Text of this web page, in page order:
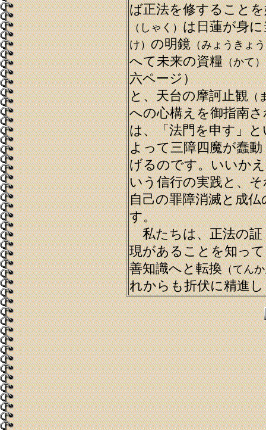
ば正法を修すること
（しゃく）は日蓮が身
け）の明鏡（みょうきょ
へて未来の資糧（かて）
六ページ）
と、天台の摩訶止観（
への心構えを御指南
は、「法門を申す」
よって三障四魔が蠢動
げるのです。いいか
いう信行の実践と、
自己の罪障消滅と成仏
す。
私たちは、正法の証
現があることを知っ
善知識へと転換（てん
れからも折伏に精進